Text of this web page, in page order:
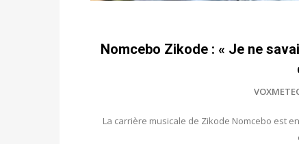
Nomcebo Zikode : « Je ne
La carrière musicale de Zikode Nomcebo est